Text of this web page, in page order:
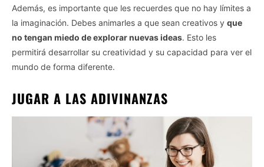
Además, es importante que les recuerdes que no hay límites a
la imaginación. Debes animarles a que sean creativos y que
no tengan miedo de explorar nuevas ideas. Esto les
permitirá desarrollar su creatividad y su capacidad para ver el
mundo de forma diferente.
JUGAR A LAS ADIVINANZAS